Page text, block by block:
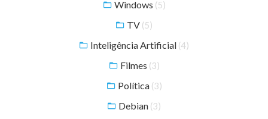
Windows (5)
TV (5)
Inteligência Artificial (4)
Filmes (3)
Política (3)
Debian (3)